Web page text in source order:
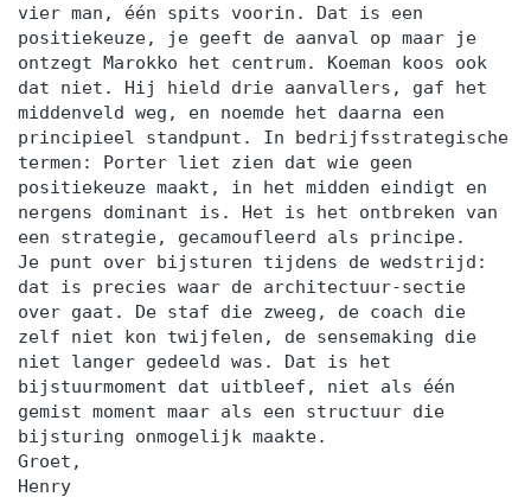
vier man, één spits voorin. Dat is een
positiekeuze, je geeft de aanval op maar je
ontzegt Marokko het centrum. Koeman koos ook
dat niet. Hij hield drie aanvallers, gaf het
middenveld weg, en noemde het daarna een
principieel standpunt. In bedrijfsstrategische
termen: Porter liet zien dat wie geen
positiekeuze maakt, in het midden eindigt en
nergens dominant is. Het is het ontbreken van
een strategie, gecamoufleerd als principe.
Je punt over bijsturen tijdens de wedstrijd:
dat is precies waar de architectuur-sectie
over gaat. De staf die zweeg, de coach die
zelf niet kon twijfelen, de sensemaking die
niet langer gedeeld was. Dat is het
bijstuurmoment dat uitbleef, niet als één
gemist moment maar als een structuur die
bijsturing onmogelijk maakte.
Groet,
Henry